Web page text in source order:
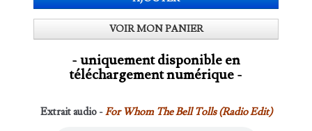
VOIR MON PANIER
- uniquement disponible en
téléchargement numérique -
Extrait audio -For Whom The Bell Tolls (Radio Edit)